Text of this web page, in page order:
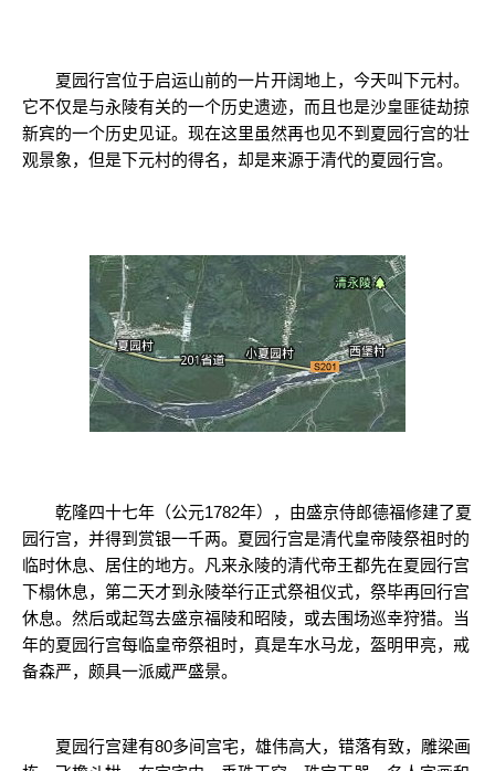
夏园行宫位于启运山前的一片开阔地上，今天叫下元村。
它不仅是与永陵有关的一个历史遗迹，而且也是沙皇匪徒劫掠
新宾的一个历史见证。现在这里虽然再也见不到夏园行宫的壮
观景象，但是下元村的得名，却是来源于清代的夏园行宫。
乾隆四十七年（公元1782年），由盛京侍郎德福修建了夏
园行宫，并得到赏银一千两。夏园行宫是清代皇帝陵祭祖时的
临时休息、居住的地方。凡来永陵的清代帝王都先在夏园行宫
下榻休息，第二天才到永陵举行正式祭祖仪式，祭毕再回行宫
休息。然后或起驾去盛京福陵和昭陵，或去围场巡幸狩猎。当
年的夏园行宫每临皇帝祭祖时，真是车水马龙，盔明甲亮，戒
备森严，颇具一派威严盛景。
夏园行宫建有80多间宫宅，雄伟高大，错落有致，雕梁画